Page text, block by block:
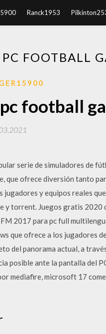
Ranck1953
FOOTBALL
football
serie de simuladores de
ofrece diversión tanto
y equipos reales
torrent. Juegos gratis 2020
2017 para pc full
que ofrece a los jugadores
del panorama actual, a
posible ante la pantalla del
mediafire, microsoft 17